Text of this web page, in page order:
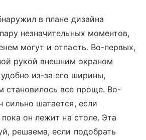
в плане дизайна
незначительных моментов,
могут и отпасть. Во-первых,
рукой внешним экраном
из-за его ширины,
становилось все проще. Во-
сильно шатается, если
он лежит на столе. Эта
решаема, если подобрать